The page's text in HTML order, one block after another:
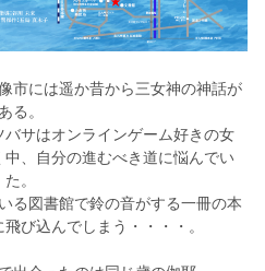
市には遥か昔から三女神の神話が
ある。
サはオンラインゲーム好きの女
、自分の進むべき道に悩んでい
た。
る図書館で鈴の音がする一冊の本
び込んでしまう・・・・。